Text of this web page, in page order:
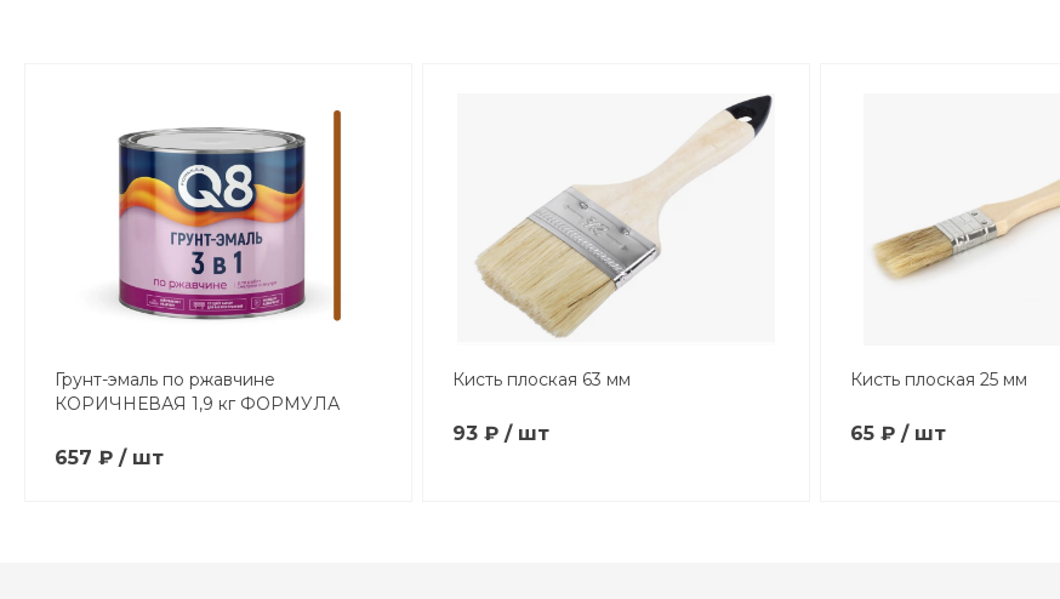
Грунт-эмаль по ржавчине
КОРИЧНЕВАЯ 1,9 кг ФОРМУЛА
657 ₽ / шт
Кисть плоская 63 мм
93 ₽ / шт
Кисть плоская 25 мм
65 ₽ / шт